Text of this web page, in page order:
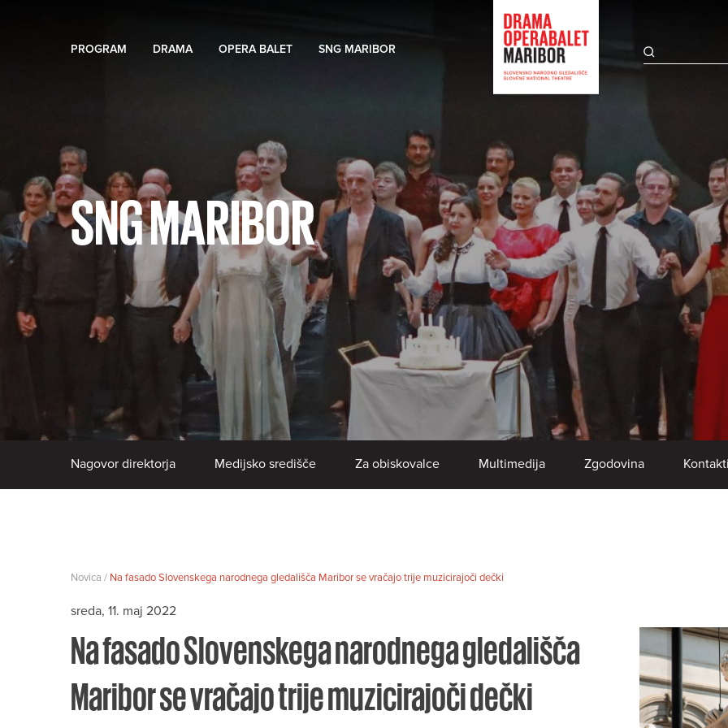
PROGRAM DRAMA OPERA BALET SNG MARIBOR
SNG MARIBOR
Nagovor direktorja Medijsko središče Za obiskovalce Multimedija Zgodovina
Novica / Na fasado Slovenskega narodnega gledališča Maribor se vračajo trije muzicirajoči dečki
sreda, 11. maj 2022
Na fasado Slovenskega narodnega gledališča
Maribor se vračajo trije muzicirajoči dečki